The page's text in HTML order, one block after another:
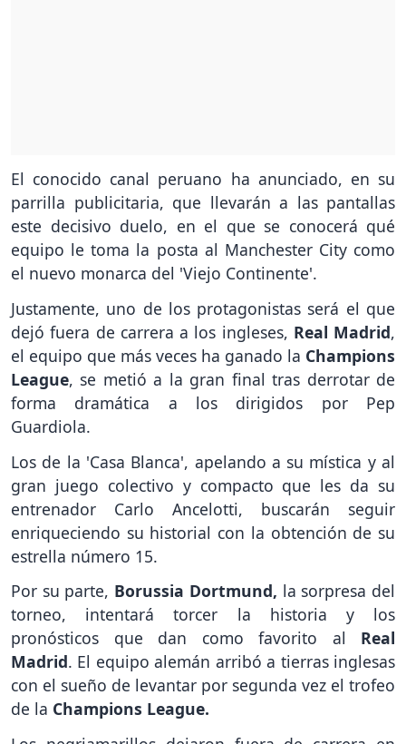
El conocido canal peruano ha anunciado, en su
parrilla publicitaria, que llevarán a las pantallas
este decisivo duelo, en el que se conocerá qué
equipo le toma la posta al Manchester City como
el nuevo monarca del 'Viejo Continente'.
Justamente, uno de los protagonistas será el que
dejó fuera de carrera a los ingleses, Real Madrid,
el equipo que más veces ha ganado la Champions
League, se metió a la gran final tras derrotar de
forma dramática a los dirigidos por Pep
Guardiola.
Los de la 'Casa Blanca', apelando a su mística y al
gran juego colectivo y compacto que les da su
entrenador Carlo Ancelotti, buscarán seguir
enriqueciendo su historial con la obtención de su
estrella número 15.
Por su parte, Borussia Dortmund, la sorpresa del
torneo, intentará torcer la historia y los
pronósticos que dan como favorito al Real
Madrid. El equipo alemán arribó a tierras inglesas
con el sueño de levantar por segunda vez el trofeo
de la Champions League.